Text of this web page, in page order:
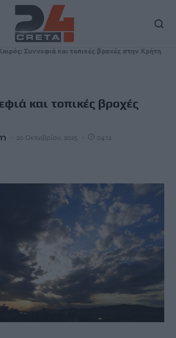
Συννεφιά και τοπικές βροχές στην Κρήτη
και τοπικές βροχές
20 Οκτωβρίου, 2025 04:12